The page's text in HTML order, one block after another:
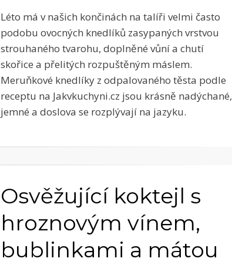
Léto má v našich končinách na talíři velmi často
podobu ovocných knedlíků zasypaných vrstvou
strouhaného tvarohu, doplněné vůní a chutí
skořice a přelitých rozpuštěným máslem.
Meruňkové knedlíky z odpalovaného těsta podle
receptu na Jakvkuchyni.cz jsou krásně nadýchané,
jemné a doslova se rozplývají na jazyku.
Osvěžující koktejl s
hroznovým vínem,
bublinkami a mátou